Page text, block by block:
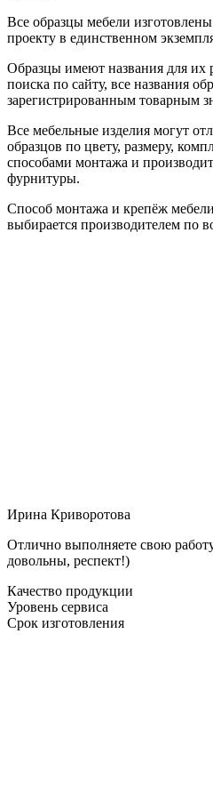
Все образцы мебели
проекту в единственном
Образцы имеют названия для их
поиска по сайту, все названия
зарегистрированным товарным
Все мебельные изделия могут
образцов по цвету, размеру,
способами монтажа и
фурнитуры.
Способ монтажа и крепёж
выбирается производителем по
Ирина Криворотова
Отлично выполняете свою
довольны, респект!)
Качество продукции
Уровень сервиса
Срок изготовления